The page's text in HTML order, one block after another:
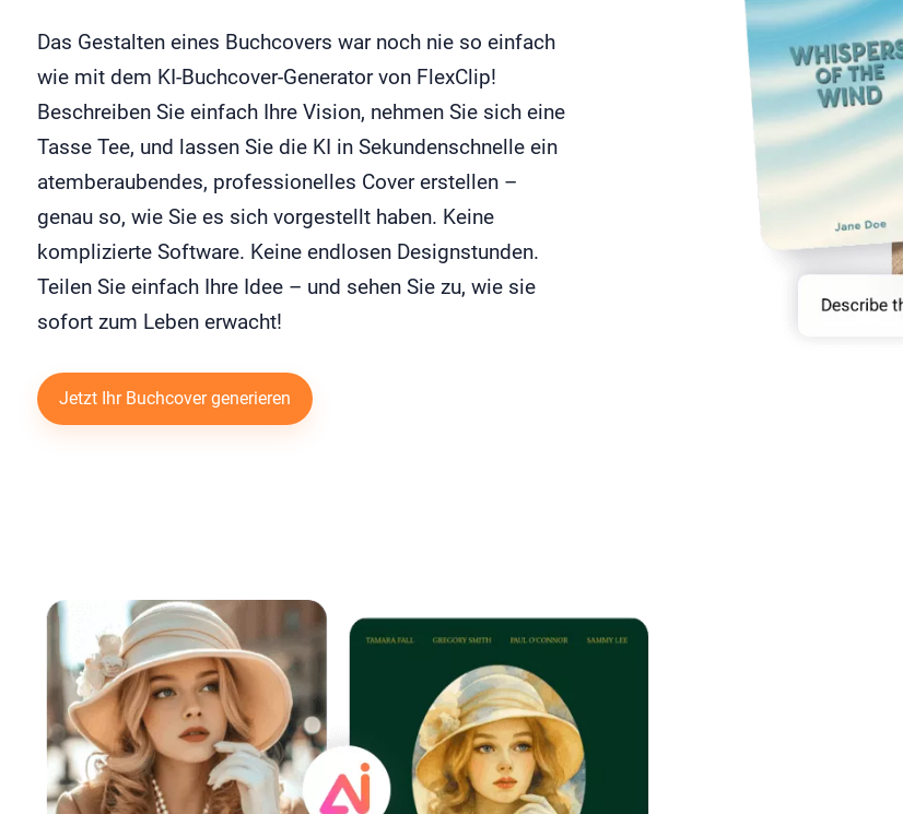
Das Gestalten eines Buchcovers war noch nie so einfach
wie mit dem KI-Buchcover-Generator von FlexClip!
Beschreiben Sie einfach Ihre Vision, nehmen Sie sich eine
Tasse Tee, und lassen Sie die KI in Sekundenschnelle ein
atemberaubendes, professionelles Cover erstellen –
genau so, wie Sie es sich vorgestellt haben. Keine
komplizierte Software. Keine endlosen Designstunden.
Teilen Sie einfach Ihre Idee – und sehen Sie zu, wie sie
sofort zum Leben erwacht!
Jetzt Ihr Buchcover generieren